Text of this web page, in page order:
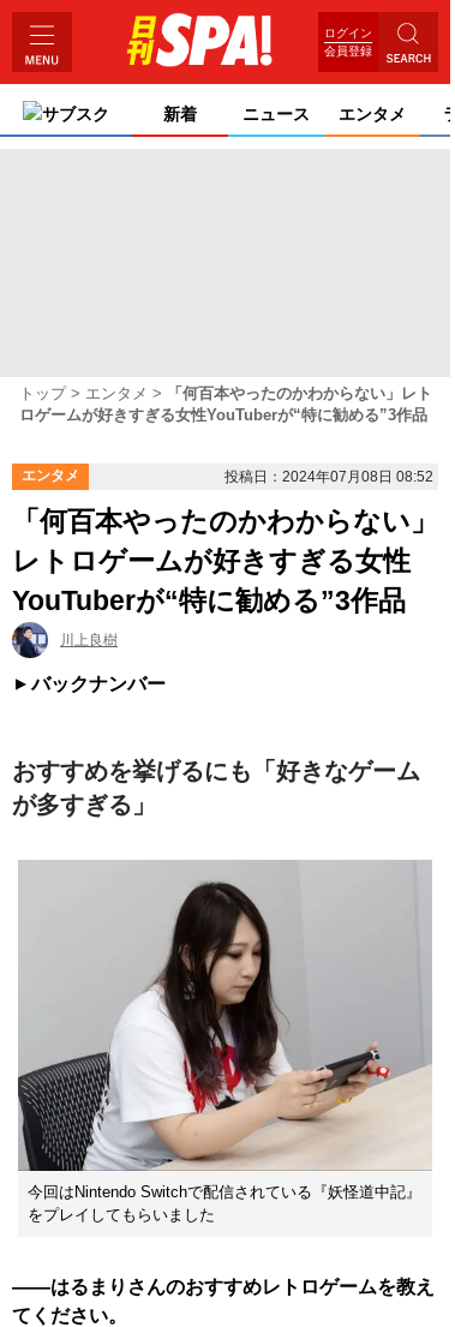
ログイン
会員登録
サブスク 新着 ニュース エンタメ
トップ エンタメ
「何百本やったのかわからない」レト
ロゲームが好きすぎる女性YouTuberが“特に勧める”3作品
エンタメ 投稿日：2024年07月08日 08:52
「何百本やったのかわからない」
レトロゲームが好きすぎる女性
YouTuberが“特に勧める”3作品
川上良樹
バックナンバー
おすすめを挙げるにも「好きなゲーム
が多すぎる」
今回はNintendo Switchで配信されている『妖怪道中記』
をプレイしてもらいました
――はるまりさんのおすすめレトロゲームを教え
てください。